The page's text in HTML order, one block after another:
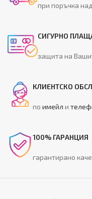
при поръчка
СИГУРНО
защита на
КЛИЕНТСКО
поимейл и
100% ГАРАНЦИЯ
гарантирано